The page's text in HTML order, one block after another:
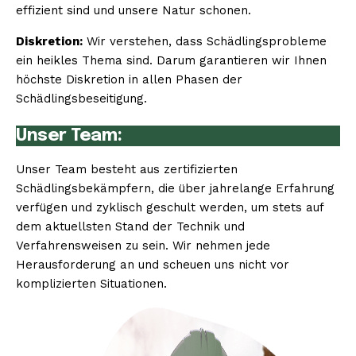
effizient sind und unsere Natur schonen.
Diskretion: Wir verstehen, dass Schädlingsprobleme
ein heikles Thema sind. Darum garantieren wir Ihnen
höchste Diskretion in allen Phasen der
Schädlingsbeseitigung.
Unser Team:
Unser Team besteht aus zertifizierten
Schädlingsbekämpfern, die über jahrelange Erfahrung
verfügen und zyklisch geschult werden, um stets auf
dem aktuellsten Stand der Technik und
Verfahrensweisen zu sein. Wir nehmen jede
Herausforderung an und scheuen uns nicht vor
komplizierten Situationen.